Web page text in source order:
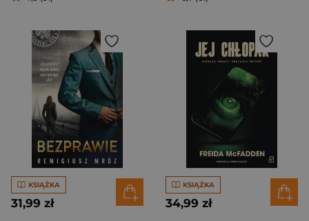
KSIĄŻKA
31,99 zł
KSIĄŻKA
34,99 zł